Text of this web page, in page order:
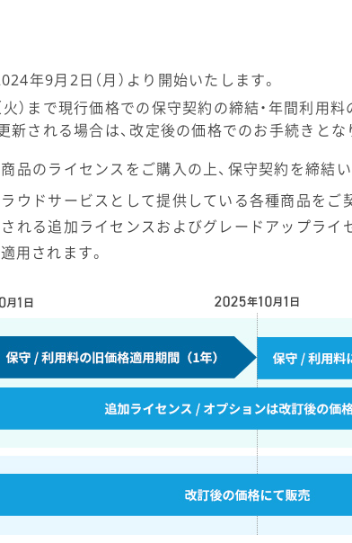
年9月2日（月）より開始いたします。
）まで現行価格での保守契約の締結・年間利用料
新される場合は、改定後の価格でのお手続きとな
品のライセンスをご購入の上、保守契約を締結
ウドサービスとして提供している各種商品をご
れる追加ライセンスおよびグレードアップライ
用されます。